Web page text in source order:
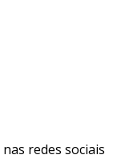
redes sociais